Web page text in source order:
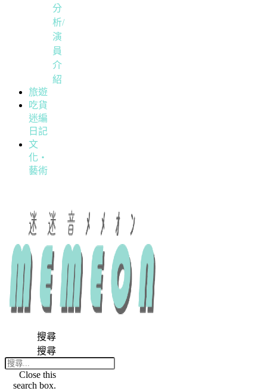
分
析/
演
員
介
紹
旅遊
吃貨
迷編
日記
文
化・
藝術
搜尋
搜尋
Close this
search box.